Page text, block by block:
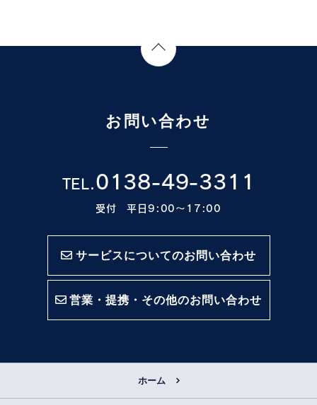
お問い合わせ
TEL.0138-49-3311
受付 平日9:00〜17:00
サービスについてのお問い合わせ
営業・提携・その他のお問い合わせ
ホーム